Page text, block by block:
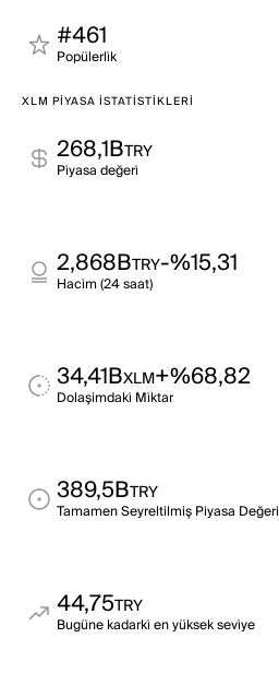
#461
Popülerli̇k
XLM PIYASA İSTATISTIKLERI
268,1BTRY
Pi̇yasa değeri̇
2,868BTRY-%15,31
Haci̇m (24 saat)
34,41BXLM+%68,82
Dolaşimdaki̇ Mi̇ktar
389,5BTRY
Tamamen Seyreltilmiş Piyasa Değeri
44,75TRY
Bugüne kadarki̇ en yüksek sevi̇ye